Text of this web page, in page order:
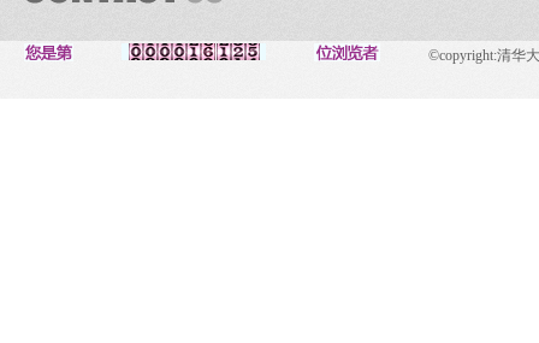
©copyright:清华